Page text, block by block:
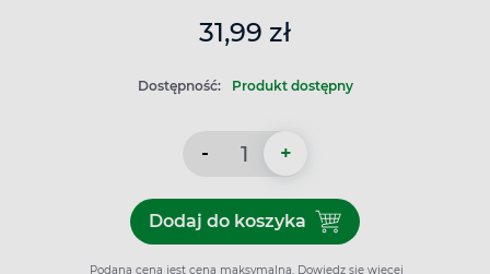
31,99 zł
Dostępność: Produkt dostępny
- +
Dodaj do koszykaDodaj do koszyka
Podana cena jest ceną maksymalną. Dowiedz się więcej